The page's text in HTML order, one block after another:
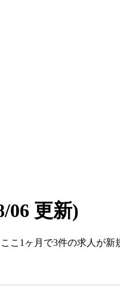
06 更新)
こ1ヶ月で3件の求人が新